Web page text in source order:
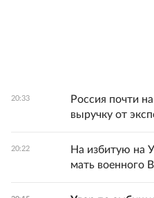
20:33
Россия почти
выручку от
20:22
На избитую на
мать военного